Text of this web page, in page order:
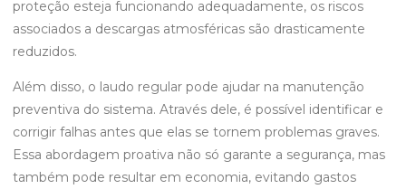
proteção esteja funcionando adequadamente, os riscos
associados a descargas atmosféricas são drasticamente
reduzidos.
Além disso, o laudo regular pode ajudar na manutenção
preventiva do sistema. Através dele, é possível identificar e
corrigir falhas antes que elas se tornem problemas graves.
Essa abordagem proativa não só garante a segurança, mas
também pode resultar em economia, evitando gastos